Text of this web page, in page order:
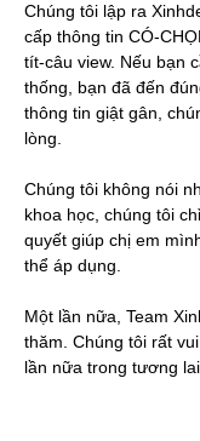
Chúng tôi lập ra
cấp thông tin CÓ-
tít-câu view. Nếu bạn
thống, bạn đã đến
thông tin giật gân,
lòng.
Chúng tôi không nói
khoa học, chúng tôi
quyết giúp chị em
thể áp dụng.
Một lần nữa, Team
thăm. Chúng tôi rất
lần nữa trong tương